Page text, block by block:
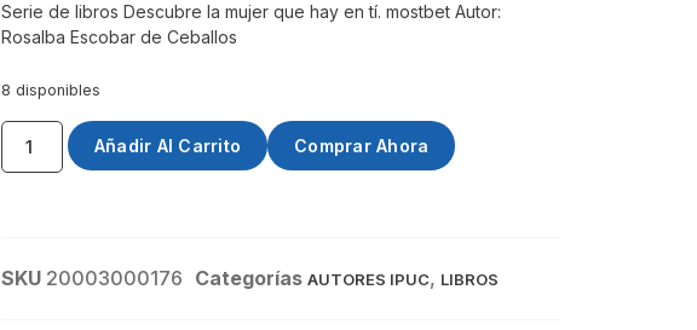
Serie de libros Descubre la mujer que hay en tí. mostbet Autor:
Rosalba Escobar de Ceballos
8 disponibles
Añadir Al Carrito Comprar Ahora
SKU 20003000176 Categorías AUTORES IPUC, LIBROS